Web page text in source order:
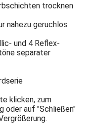
trocknen
nahezu geruchlos
und 4 Reflex-
separater
klicken, zum
oder auf "Schließen"